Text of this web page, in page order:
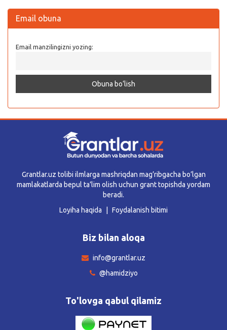
Email obuna
Email manzilingizni yozing:
Grantlar.uz tolibi ilmlarga mashriqdan mag’ribgacha bo’lgan
mamlakatlarda bepul ta’lim olish uchun grant topishda yordam
beradi.
Loyiha haqida
Foydalanish bitimi
Biz bilan aloqa
info@grantlar.uz
@hamidziyo
To'lovga qabul qilamiz